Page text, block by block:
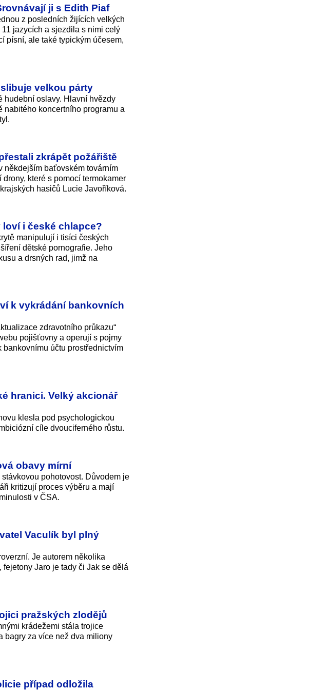
ji s Edith Piaf
z posledních žijících velkých
jazycích a sjezdila s nimi celý
písní, ale také typickým účesem,
velkou párty
hudební oslavy. Hlavní hvězdy
nabitého koncertního programu a
zkrápět požářiště
někdejším baťovském továrním
které s pomocí termokamer
hasičů Lucie Javoříková.
i české chlapce?
manipulují i tisíci českých
dětské pornografie. Jeho
a drsných rad, jimž na
k vykrádání bankovních
zdravotního průkazu“
pojišťovny a operují s pojmy
bankovnímu účtu prostřednictvím
hranici. Velký akcionář
klesla pod psychologickou
cíle dvouciferného růs­tu.
obavy mírní
pohotovost. Důvodem je
kritizují proces výběru a mají
v ČSA.
Vaculík byl plný
Je autorem několika
Jaro je tady či Jak se dělá
pražských zlodějů
krádežemi stála trojice
bagry za více než dva miliony
případ odložila